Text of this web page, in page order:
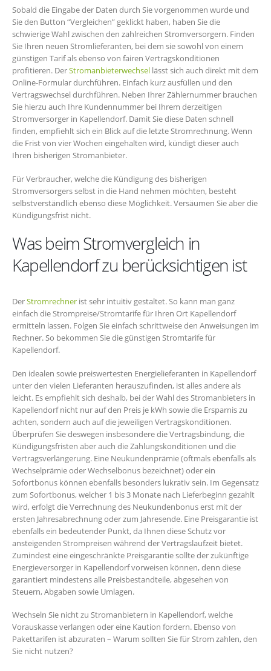
Sobald die Eingabe der Daten durch Sie vorgenommen wurde und
Sie den Button “Vergleichen” geklickt haben, haben Sie die
schwierige Wahl zwischen den zahlreichen Stromversorgern. Finden
Sie Ihren neuen Stromlieferanten, bei dem sie sowohl von einem
günstigen Tarif als ebenso von fairen Vertragskonditionen
profitieren. DerStromanbieterwechsel lässt sich auch direkt mit dem
Online-Formular durchführen. Einfach kurz ausfüllen und den
Vertragswechsel durchführen. Neben Ihrer Zählernummer brauchen
Sie hierzu auch Ihre Kundennummer bei Ihrem derzeitigen
Stromversorger in Kapellendorf. Damit Sie diese Daten schnell
finden, empfiehlt sich ein Blick auf die letzte Stromrechnung. Wenn
die Frist von vier Wochen eingehalten wird, kündigt dieser auch
Ihren bisherigen Stromanbieter.
Für Verbraucher, welche die Kündigung des bisherigen
Stromversorgers selbst in die Hand nehmen möchten, besteht
selbstverständlich ebenso diese Möglichkeit. Versäumen Sie aber die
Kündigungsfrist nicht.
Was beim Stromvergleich in
Kapellendorf zu berücksichtigen ist
DerStromrechner ist sehr intuitiv gestaltet. So kann man ganz
einfach die Strompreise/Stromtarife für Ihren Ort Kapellendorf
ermitteln lassen. Folgen Sie einfach schrittweise den Anweisungen im
Rechner. So bekommen Sie die günstigen Stromtarife für
Kapellendorf.
Den idealen sowie preiswertesten Energielieferanten in Kapellendorf
unter den vielen Lieferanten herauszufinden, ist alles andere als
leicht. Es empfiehlt sich deshalb, bei der Wahl des Stromanbieters in
Kapellendorf nicht nur auf den Preis je kWh sowie die Ersparnis zu
achten, sondern auch auf die jeweiligen Vertragskonditionen.
Überprüfen Sie deswegen insbesondere die Vertragsbindung, die
Kündigungsfristen aber auch die Zahlungskonditionen und die
Vertragsverlängerung. Eine Neukundenprämie (oftmals ebenfalls als
Wechselprämie oder Wechselbonus bezeichnet) oder ein
Sofortbonus können ebenfalls besonders lukrativ sein. Im Gegensatz
zum Sofortbonus, welcher 1 bis 3 Monate nach Lieferbeginn gezahlt
wird, erfolgt die Verrechnung des Neukundenbonus erst mit der
ersten Jahresabrechnung oder zum Jahresende. Eine Preisgarantie ist
ebenfalls ein bedeutender Punkt, da Ihnen diese Schutz vor
ansteigenden Strompreisen während der Vertragslaufzeit bietet.
Zumindest eine eingeschränkte Preisgarantie sollte der zukünftige
Energieversorger in Kapellendorf vorweisen können, denn diese
garantiert mindestens alle Preisbestandteile, abgesehen von
Steuern, Abgaben sowie Umlagen.
Wechseln Sie nicht zu Stromanbietern in Kapellendorf, welche
Vorauskasse verlangen oder eine Kaution fordern. Ebenso von
Pakettarifen ist abzuraten – Warum sollten Sie für Strom zahlen, den
Sie nicht nutzen?